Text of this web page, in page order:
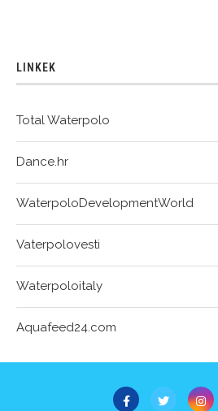
LINKEK
Total Waterpolo
Dance.hr
WaterpoloDevelopmentWorld
Vaterpolovesti
Waterpoloitaly
Aquafeed24.com